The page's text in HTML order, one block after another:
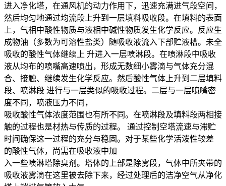
进入净化塔，在通风机的动力作用下，迅速充满进气段空间，
然后均匀地通过均流段上升到一层填料吸收段。在填料的表面
上，气相中酸性物质与液相中碱性物质发生化学反应。反应生
成物油（多数为可溶性盐类）随吸收液流入下部贮液槽。未全
吸收的酸性气体继续上 升进入一层喷淋段。在喷淋段中吸收
液从均布的喷嘴高速喷出，形成无数细小雾滴与气体充分混
合、接触、继续发生化学反应。然后酸性气体上升到二层填料
段、喷淋段 进行与一层类似的吸收过程。二层与一层喷嘴密
度不同，喷液压力不同，
吸收酸性气体浓度范围也有所不同。在喷淋段及填料段两相接
触的过程也是材热与传质的过程。 通过控制空塔流速与滞贮
时间确保这一过程的充分与稳固。对于某些化学活泼性较差
的酸性气体，尚需在吸收液中加
入一些喷淋塔除臭剂。塔体的上部是除雾段，气体中所夹带的
吸收液雾滴在这里被去除下来，经过处理后的洁净空气从净化